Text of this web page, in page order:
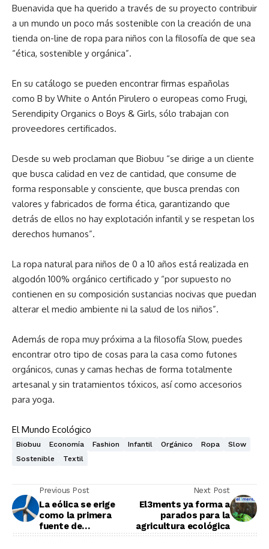
Buenavida que ha querido a través de su proyecto contribuir
a un mundo un poco más sostenible con la creación de una
tienda on-line de ropa para niños con la filosofía de que sea
“ética, sostenible y orgánica”.
En su catálogo se pueden encontrar firmas españolas
como B by White o Antón Pirulero o europeas como Frugi,
Serendipity Organics o Boys & Girls, sólo trabajan con
proveedores certificados.
Desde su web proclaman que Biobuu “se dirige a un cliente
que busca calidad en vez de cantidad, que consume de
forma responsable y consciente, que busca prendas con
valores y fabricados de forma ética, garantizando que
detrás de ellos no hay explotación infantil y se respetan los
derechos humanos”.
La ropa natural para niños de 0 a 10 años está realizada en
algodón 100% orgánico certificado y “por supuesto no
contienen en su composición sustancias nocivas que puedan
alterar el medio ambiente ni la salud de los niños”.
Además de ropa muy próxima a la filosofía Slow, puedes
encontrar otro tipo de cosas para la casa como futones
orgánicos, cunas y camas hechas de forma totalmente
artesanal y sin tratamientos tóxicos, así como accesorios
para yoga.
El Mundo Ecológico
Biobuu Economía Fashion Infantil Orgánico Ropa
Slow
Sostenible
Textil
Previous Post
La eólica se erige
como la primera
fuente de
Next Post
El3ments ya forma a
parados para la
agricultura ecológica